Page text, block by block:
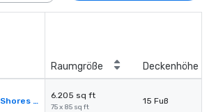
Raumgröße Deckenhöhe
Redwood Shores Ballroom
6.205 sq ft
75 x 85 sq ft
15 Fuß